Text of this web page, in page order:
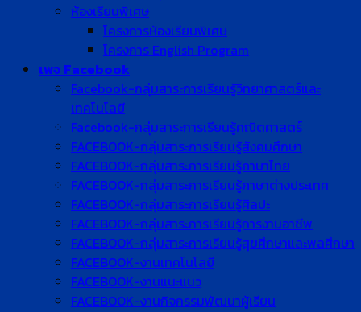
ห้องเรียนพิเศษ
โครงการห้องเรียนพิเศษ
โครงการ English Program
เพจ Facebook
Facebook-กลุ่มสาระการเรียนรู้วิทยาศาสตร์และ
เทคโนโลยี
Facebook-กลุ่มสาระการเรียนรู้คณิตศาสตร์
FACEBOOK-กลุ่มสาระการเรียนรู้สังคมศึกษา
FACEBOOK-กลุ่มสาระการเรียนรู้ภาษาไทย
FACEBOOK-กลุ่มสาระการเรียนรู้ภาษาต่างประเทศ
FACEBOOK-กลุ่มสาระการเรียนรู้ศิลปะ
FACEBOOK-กลุ่มสาระการเรียนรู้การงานอาชีพ
FACEBOOK-กลุ่มสาระการเรียนรู้สุขศึกษาและพลศึกษา
FACEBOOK-งานเทคโนโลยี
FACEBOOK-งานแนะแนว
FACEBOOK-งานกิจกรรมพัฒนาผู้เรียน